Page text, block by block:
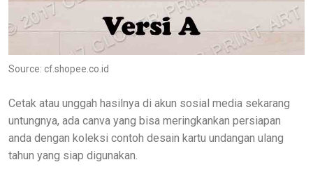
Source: cf.shopee.co.id
Cetak atau unggah hasilnya di akun sosial media sekarang
untungnya, ada canva yang bisa meringkankan persiapan
anda dengan koleksi contoh desain kartu undangan ulang
tahun yang siap digunakan.